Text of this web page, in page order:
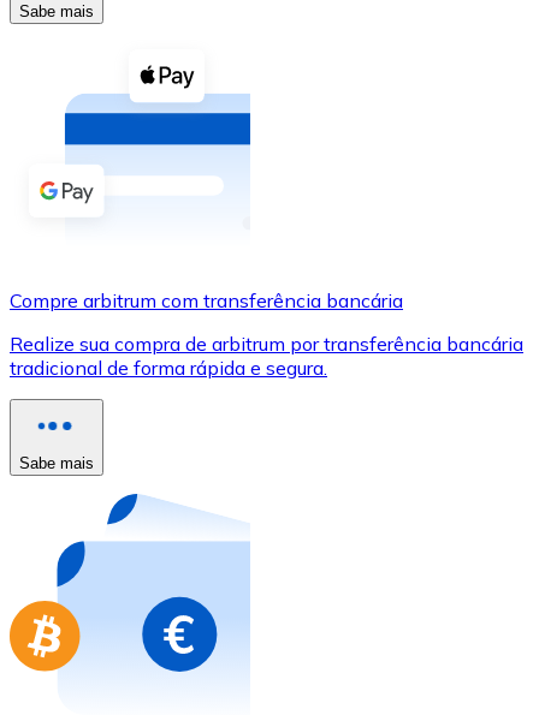
Ver tudo
Cupons cripto
Compre criptomoedas com dinheiro e outros
Comprar com dinheiro
Transferência SEPA
Use cartões Visa e Mastercard para comprar
Comprar com cartão
Compre cartões-presente das suas marcas favoritas
Ir para a loja de cartões-presente
Sabe mais
Compre arbitrum com transferência bancária
Realize sua compra de arbitrum por transferência bancária
tradicional de forma rápida e segura.
Sabe mais